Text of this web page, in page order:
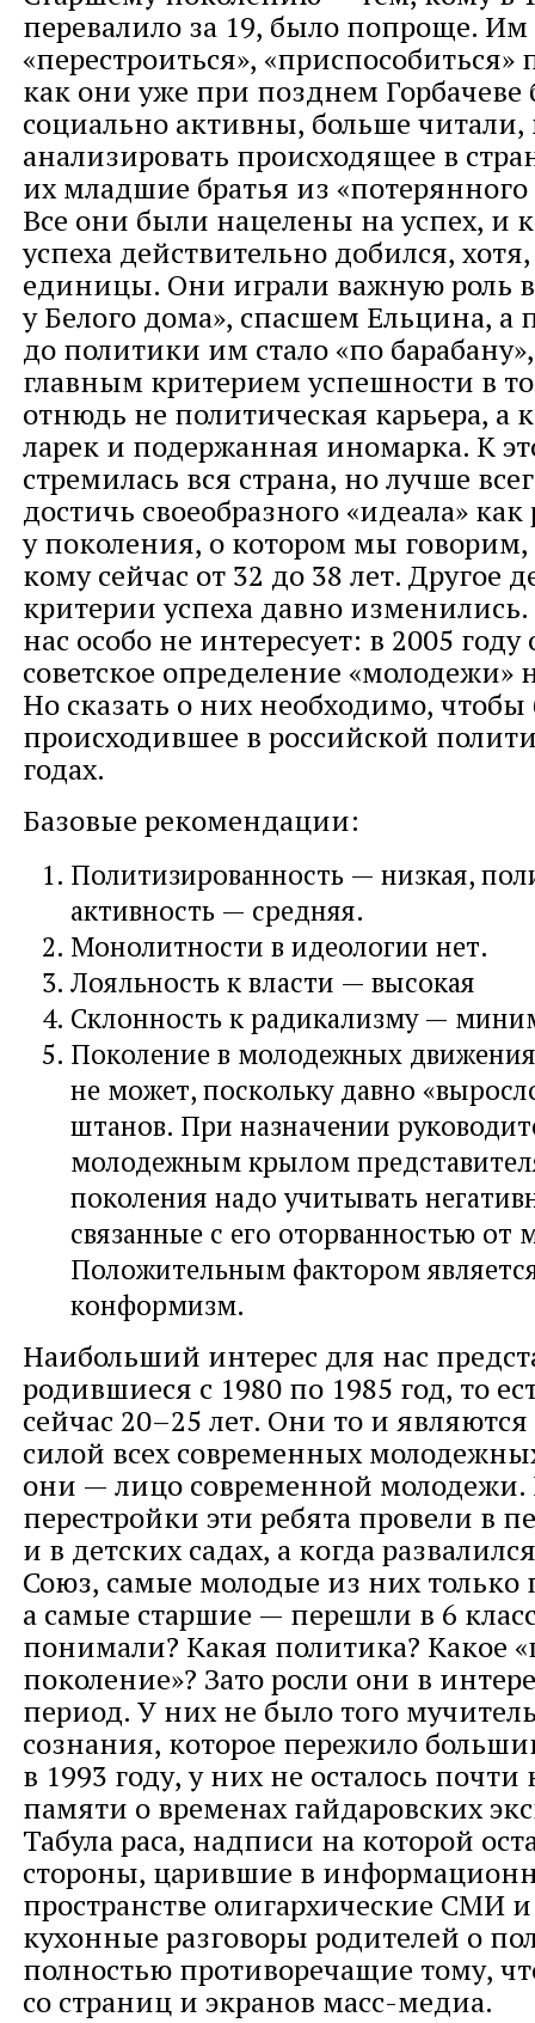
перевалило за 19, было попроще. Им
«перестроиться»,
как они уже при позднем Горбачеве
социально активны, больше
анализировать происходящее в
их младшие братья из
Все они были нацелены на успех, и
успеха действительно добился,
единицы. Они играли важную роль
у Белого дома», спасшем Ельцина, а
до политики им стало «по
главным критерием успешности в
отнюдь не политическая карьера, а
ларек и подержанная иномарка. К
стремилась вся страна, но лучше
достичь своеобразного «идеала» как
у поколения, о котором мы говорим,
кому сейчас от 32 до 38 лет. Другое
критерии успеха давно
нас особо не интересует: в 2005
советское определение «молодежи»
Но сказать о них необходимо,
происходившее в российской
годах.
Базовые рекомендации:
Политизированность — низкая,
активность — средняя.
Монолитности в идеологии нет.
Лояльность к власти — высокая
Склонность к радикализму —
Поколение в молодежных
не может, поскольку давно
штанов. При назначении
молодежным крылом
поколения надо учитывать
связанные с его оторванностью от
Положительным фактором
конформизм.
Наибольший интерес для нас
родившиеся с 1980 по 1985 год, то
сейчас 20–25 лет. Они то и
силой всех современных
они — лицо современной молодежи.
перестройки эти ребята провели в
и в детских садах, а когда
Союз, самые молодые из них
а самые старшие — перешли в 6
понимали? Какая политика? Какое
поколение»? Зато росли они в
период. У них не было того
сознания, которое пережило
в 1993 году, у них не осталось
памяти о временах гайдаровских
Табула раса, надписи на которой
стороны, царившие в
пространстве олигархические СМИ
кухонные разговоры родителей о
полностью противоречащие тому,
со страниц и экранов масс-медиа.